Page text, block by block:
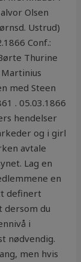
Olsen
Ustrud)
Conf.:
Thurine
med Steen
. 05.03.1866
hendelser
og i girl
avtale
Lag en
en
definert
dersom du
i
nødvendig.
men hvis